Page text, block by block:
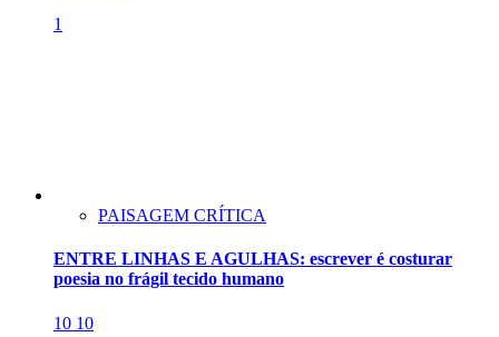
1
PAISAGEM CRÍTICA
ENTRE LINHAS E AGULHAS: escrever é costurar
poesia no frágil tecido humano
10 10